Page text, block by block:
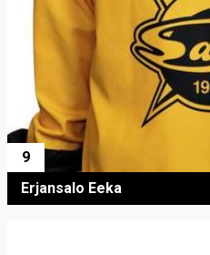
9
Erjansalo Eeka